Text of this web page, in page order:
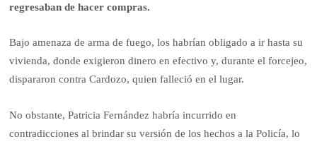
regresaban de hacer compras.
Bajo amenaza de arma de fuego, los habrían obligado a ir hasta su
vivienda, donde exigieron dinero en efectivo y, durante el forcejeo,
dispararon contra Cardozo, quien falleció en el lugar.
No obstante, Patricia Fernández habría incurrido en
contradicciones al brindar su versión de los hechos a la Policía, lo